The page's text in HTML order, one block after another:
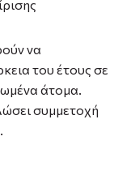
να
του έτους σε
άτομα.
συμμετοχή